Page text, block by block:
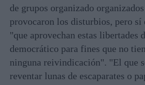
de grupos organizado
provocaron los disturbios, pero sí
"que aprovechan estas libertades
democrático para fines que no
ninguna reivindicación". "El que
reventar lunas de escaparates o